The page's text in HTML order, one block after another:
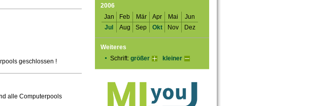
2006
Jan
Feb Mär Apr Mai
Jun
Jul
Aug Sep Okt Nov Dez
Weiteres
Schrift: größer kleiner
geschlossen !
alle Computerpools